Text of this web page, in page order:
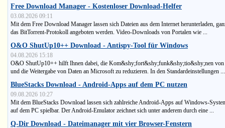
Free Download Manager - Kostenloser Download-Helfer
03.08.2026 09:11
Mit dem Free Download Manager lassen sich Dateien aus dem Internet herunterladen,
das BitTorrent-Protokoll angeboten werden. Video-Downloads von Portalen wie ...
O&O ShutUp10++ Download - Antispy-Tool für Windows
04.08.2026 15:18
O&O ShutUp10++ hilft Ihnen dabei, die Kom&shy;fort&shy;funk&shy;tio&shy;nen
und die Weitergabe von Daten an Microsoft zu reduzieren. In den Standardeinstellungen ...
BlueStacks Download - Android-Apps auf dem PC nutzen
09.08.2026 10:27
Mit dem BlueStacks Download lassen sich zahlreiche Android-Apps auf Windows-
auf dem PC spielbar. Der Android-Emulator zeichnet sich unter anderem durch eine ...
Q-Dir Download - Dateimanager mit vier Browser-Fenstern